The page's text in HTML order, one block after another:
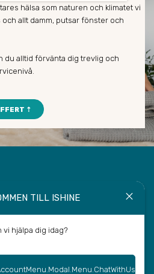
TILL ISHINE close
vi hjälpa dig idag?
hälsa som naturen och klimatet vi
och allt damm, putsar fönster och
du alltid förvänta dig trevlig och
⇡
Boo